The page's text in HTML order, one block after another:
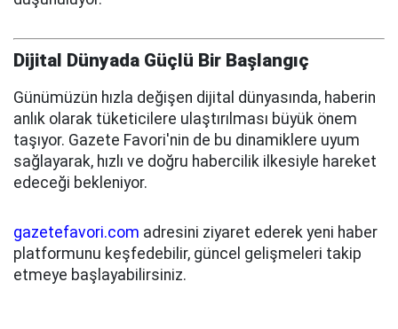
Dijital Dünyada Güçlü Bir Başlangıç
Günümüzün hızla değişen dijital dünyasında, haberin
anlık olarak tüketicilere ulaştırılması büyük önem
taşıyor. Gazete Favori'nin de bu dinamiklere uyum
sağlayarak, hızlı ve doğru habercilik ilkesiyle hareket
edeceği bekleniyor.
gazetefavori.com adresini ziyaret ederek yeni haber
platformunu keşfedebilir, güncel gelişmeleri takip
etmeye başlayabilirsiniz.